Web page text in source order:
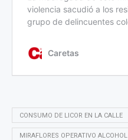
CONSUMO DE LICOR EN LA CALLE
MIRAFLORES OPERATIVO ALCOHOL